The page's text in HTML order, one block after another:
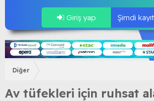
Giriş yap Şimdi
Diğer
Av tüfekleri için ruhsat